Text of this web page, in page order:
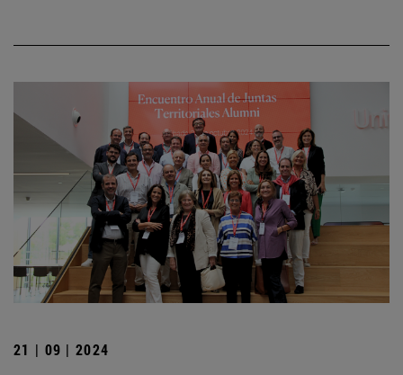
21 | 09 | 2024